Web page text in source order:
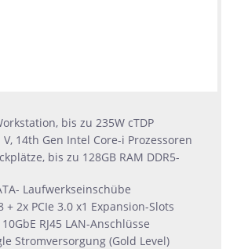
bis zu 235W cTDP
V, 14th Gen Intel Core-i Prozessoren
bis zu 128GB RAM DDR5-
Laufwerkseinschübe
+ 2x PCIe 3.0 x1 Expansion-Slots
RJ45 LAN-Anschlüsse
Stromversorgung (Gold Level)